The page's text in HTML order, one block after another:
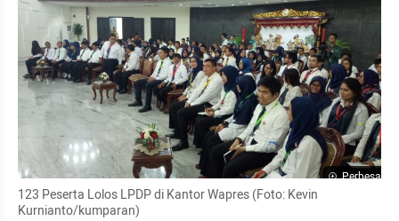
Perbesar
123 Peserta Lolos LPDP di Kantor Wapres (Foto: Kevin
Kurnianto/kumparan)